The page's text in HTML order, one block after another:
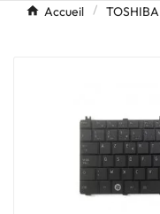
Accueil TOSHIBA